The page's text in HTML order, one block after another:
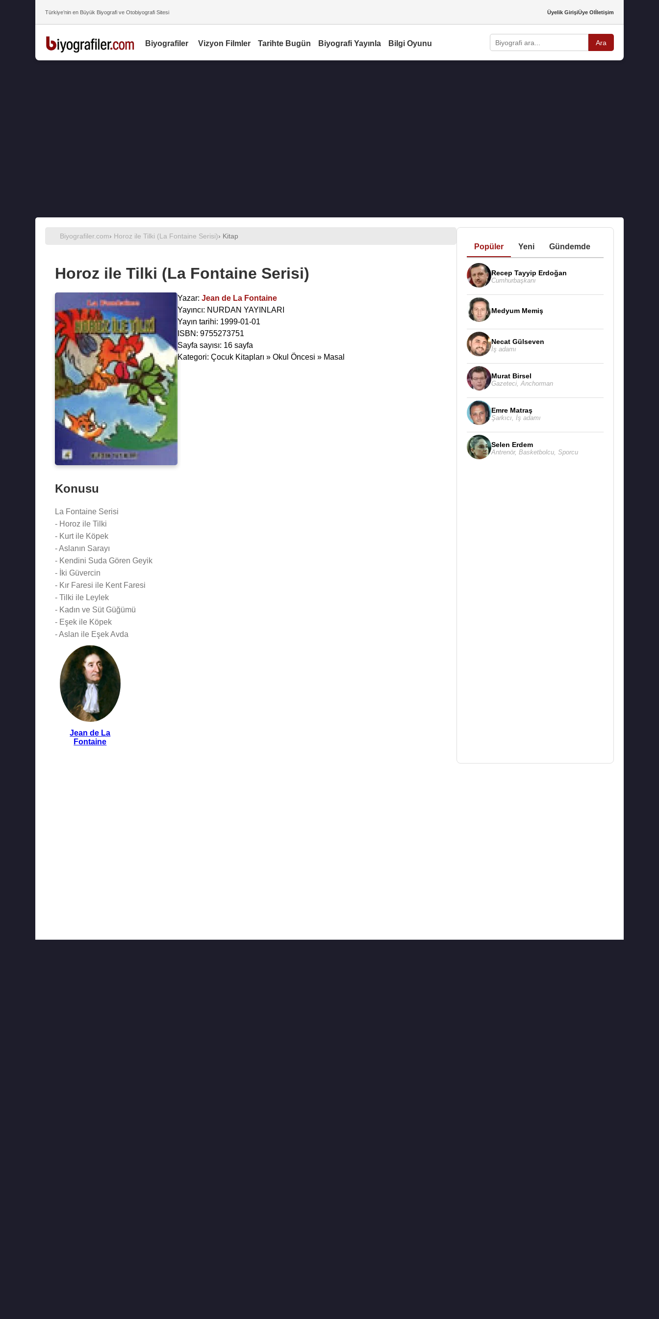
Türkiye’nin en Büyük Biyografi ve Otobiyografi Sitesi Üyelik GirişiÜye Olİletişim
Biyografiler Vizyon Filmler Tarihte Bugün Biyografi Yayınla Bilgi Oyunu Ara
Biyografiler.com› Horoz ile Tilki (La Fontaine Serisi)› Kitap
Horoz ile Tilki (La Fontaine Serisi)
Yazar: Jean de La Fontaine
Yayıncı: NURDAN YAYINLARI
Yayın tarihi: 1999-01-01
ISBN: 9755273751
Sayfa sayısı: 16 sayfa
Kategori: Çocuk Kitapları » Okul Öncesi » Masal
Konusu
La Fontaine Serisi
- Horoz ile Tilki
- Kurt ile Köpek
- Aslanın Sarayı
- Kendini Suda Gören Geyik
- İki Güvercin
- Kır Faresi ile Kent Faresi
- Tilki ile Leylek
- Kadın ve Süt Güğümü
- Eşek ile Köpek
- Aslan ile Eşek Avda
Jean de La
Fontaine
Popüler Yeni Gündemde
Recep Tayyip Erdoğan
Cumhurbaşkanı
Medyum Memiş
Necat Gülseven
İş adamı
Murat Birsel
Gazeteci, Anchorman
Emre Matraş
Şarkıcı İş adamı
Selen Erdem
Antrenör, Basketbolcu, Sporcu